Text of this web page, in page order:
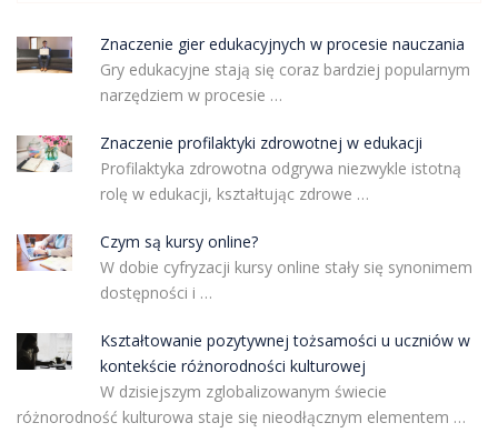
Znaczenie gier edukacyjnych w procesie nauczania
Gry edukacyjne stają się coraz bardziej popularnym
narzędziem w procesie …
Znaczenie profilaktyki zdrowotnej w edukacji
Profilaktyka zdrowotna odgrywa niezwykle istotną
rolę w edukacji, kształtując zdrowe …
Czym są kursy online?
W dobie cyfryzacji kursy online stały się synonimem
dostępności i …
Kształtowanie pozytywnej tożsamości u uczniów w
kontekście różnorodności kulturowej
W dzisiejszym zglobalizowanym świecie
różnorodność kulturowa staje się nieodłącznym elementem …